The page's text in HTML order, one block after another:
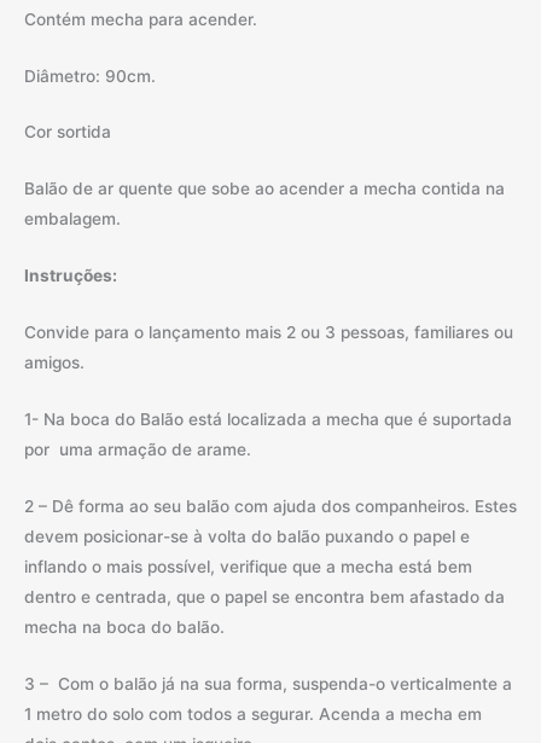
Contém mecha para acender.
Diâmetro: 90cm.
Cor sortida
Balão de ar quente que sobe ao acender a mecha contida na
embalagem.
Instruções:
Convide para o lançamento mais 2 ou 3 pessoas, familiares ou
amigos.
1- Na boca do Balão está localizada a mecha que é suportada
por uma armação de arame.
2 – Dê forma ao seu balão com ajuda dos companheiros. Estes
devem posicionar-se à volta do balão puxando o papel e
inflando o mais possível, verifique que a mecha está bem
dentro e centrada, que o papel se encontra bem afastado da
mecha na boca do balão.
3 – Com o balão já na sua forma, suspenda-o verticalmente a
1 metro do solo com todos a segurar. Acenda a mecha em